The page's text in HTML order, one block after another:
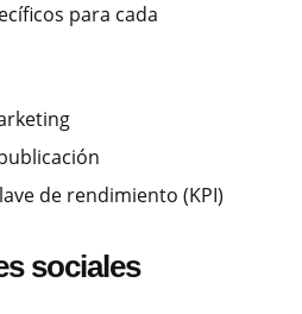
para cada
de rendimiento (KPI)
sociales